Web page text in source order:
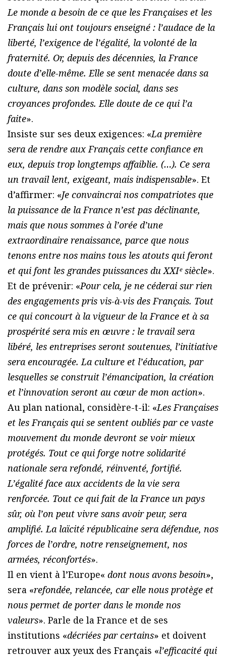
Le monde a besoin de ce que les Françaises et les
Français lui ont toujours enseigné : l’audace de la
liberté, l’exigence de l’égalité, la volonté de la
fraternité. Or, depuis des décennies, la France
doute d’elle-même. Elle se sent menacée dans sa
culture, dans son modèle social, dans ses
croyances profondes. Elle doute de ce qui l’a
faite».
Insiste sur ses deux exigences: «La première
sera de rendre aux Français cette confiance en
eux, depuis trop longtemps affaiblie. (…). Ce sera
un travail lent, exigeant, mais indispensable». Et
d’affirmer: «Je convaincrai nos compatriotes que
la puissance de la France n’est pas déclinante,
mais que nous sommes à l’orée d’une
extraordinaire renaissance, parce que nous
tenons entre nos mains tous les atouts qui feront
et qui font les grandes puissances du XXIᵉ siècle».
Et de prévenir: «Pour cela, je ne céderai sur rien
des engagements pris vis-à-vis des Français. Tout
ce qui concourt à la vigueur de la France et à sa
prospérité sera mis en œuvre : le travail sera
libéré, les entreprises seront soutenues, l’initiative
sera encouragée. La culture et l’éducation, par
lesquelles se construit l’émancipation, la création
et l’innovation seront au cœur de mon action».
Au plan national, considère-t-il: «Les Françaises
et les Français qui se sentent oubliés par ce vaste
mouvement du monde devront se voir mieux
protégés. Tout ce qui forge notre solidarité
nationale sera refondé, réinventé, fortifié.
L’égalité face aux accidents de la vie sera
renforcée. Tout ce qui fait de la France un pays
sûr, où l’on peut vivre sans avoir peur, sera
amplifié. La laïcité républicaine sera défendue, nos
forces de l’ordre, notre renseignement, nos
armées, réconfortés».
Il en vient à l’Europe« dont nous avons besoin»,
sera «refondée, relancée, car elle nous protège et
nous permet de porter dans le monde nos
valeurs». Parle de la France et de ses
institutions «décriées par certains» et doivent
retrouver aux yeux des Français «l’efficacité qui